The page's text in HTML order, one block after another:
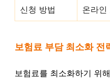
신청 방법 온라인
보험료 부담 최소화 전
보험료를 최소화하기 위